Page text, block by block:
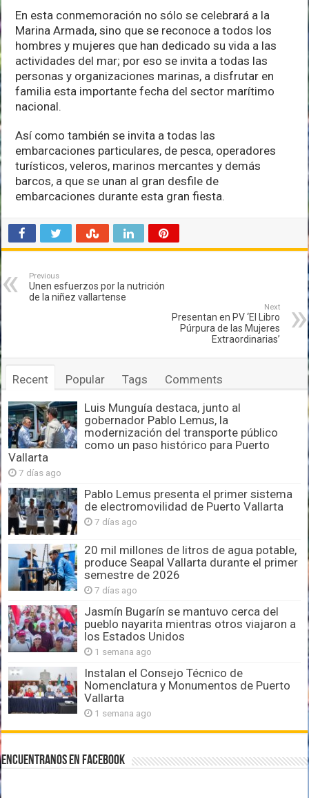
En esta conmemoración no sólo se celebrará a la
Marina Armada, sino que se reconoce a todos los
hombres y mujeres que han dedicado su vida a las
actividades del mar; por eso se invita a todas las
personas y organizaciones marinas, a disfrutar en
familia esta importante fecha del sector marítimo
nacional.
Así como también se invita a todas las
embarcaciones particulares, de pesca, operadores
turísticos, veleros, marinos mercantes y demás
barcos, a que se unan al gran desfile de
embarcaciones durante esta gran fiesta.
Previous
Unen esfuerzos por la nutrición
de la niñez vallartense
Next
Presentan en PV ‘El Libro
Púrpura de las Mujeres
Extraordinarias’
Recent Popular Tags Comments
Luis Munguía destaca, junto al
gobernador Pablo Lemus, la
modernización del transporte público
como un paso histórico para Puerto
Vallarta
7 días ago
Pablo Lemus presenta el primer sistema
de electromovilidad de Puerto Vallarta
7 días ago
20 mil millones de litros de agua potable,
produce Seapal Vallarta durante el primer
semestre de 2026
7 días ago
Jasmín Bugarín se mantuvo cerca del
pueblo nayarita mientras otros viajaron a
los Estados Unidos
1 semana ago
Instalan el Consejo Técnico de
Nomenclatura y Monumentos de Puerto
Vallarta
1 semana ago
Encuentranos en Facebook